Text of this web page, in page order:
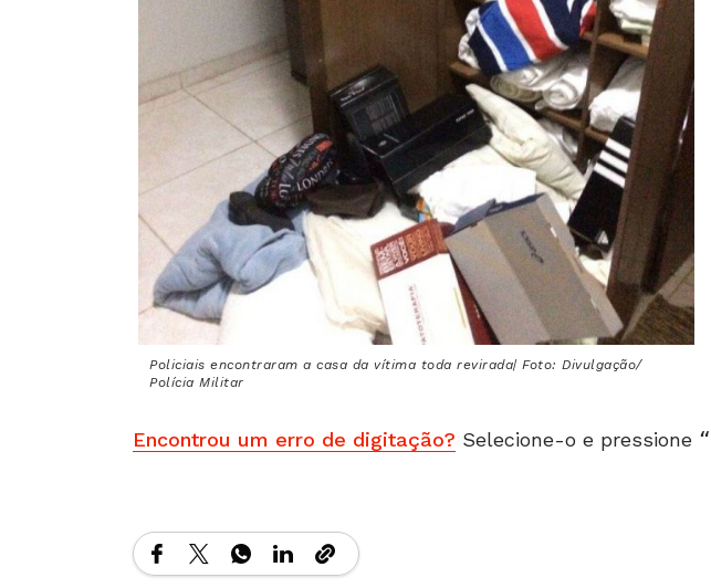
Policiais encontraram a casa da vítima toda revirada| Foto: Divulgação/
Polícia Militar
Encontrou um erro de digitação? Selecione-o e pressione